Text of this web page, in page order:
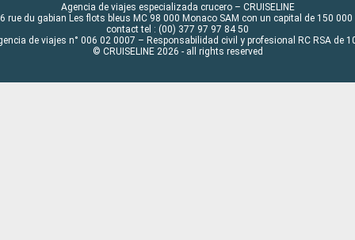
Agencia de viajes especializada crucero – CRUISELINE
rue du gabian Les flots bleus MC 98 000 Monaco SAM con un capital de 150 000
contact tel : (00) 377 97 97 84 50
de viajes n° 006 02 0007 – Responsabilidad civil y profesional RC RSA de
© CRUISELINE 2026 - all rights reserved